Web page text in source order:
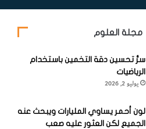
مجلة العلوم
سرُّ تحسين دقة التخمين باستخدام
الرياضيات
يوليو 2, 2026
لون أحمر يساوي المليارات ويبحث عنه
الجميع لكن العثور عليه صعب